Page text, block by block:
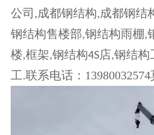
公司 ,成都钢结构,成都钢结
钢结构售楼部,钢结构雨棚 ,
楼,框架,钢结构4S店,钢结构
工.联系电话： 13980032574